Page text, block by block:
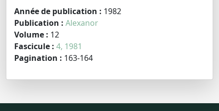
Année de publication : 1982
Publication : Alexanor
Volume : 12
Fascicule : 4, 1981
Pagination : 163-164